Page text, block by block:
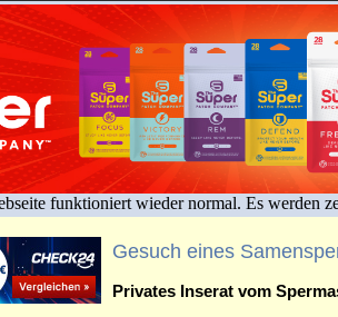
funktioniert wieder normal. Es werden
Gesuch eines
Privates Inserat vom